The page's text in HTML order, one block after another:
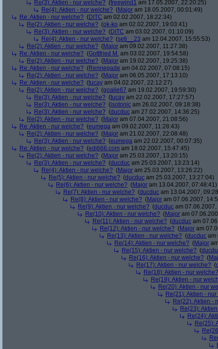
Re(3): Aktien - nur welche? (freewind1 am 17.05.2007, 22:20:25)
Re(4): Aktien - nur welche? (Major am 18.05.2007, 00:01:49)
Re: Aktien - nur welche? (DITC am 02.02.2007, 18:22:34)
Re(2): Aktien - nur welche? (ok-ko am 02.02.2007, 19:03:41)
Re(3): Aktien - nur welche? (DITC am 03.02.2007, 01:10:09)
Re(4): Aktien - nur welche? (seti__23 am 12.04.2007, 15:55:53)
Re(2): Aktien - nur welche? (Major am 09.02.2007, 11:27:38)
Re: Aktien - nur welche? (Gottfried M. am 03.02.2007, 19:54:58)
Re(2): Aktien - nur welche? (Major am 19.02.2007, 19:25:38)
Re: Aktien - nur welche? (Rennegade am 04.02.2007, 07:08:15)
Re(2): Aktien - nur welche? (Major am 06.05.2007, 17:13:10)
Re: Aktien - nur welche? (tucay am 04.02.2007, 22:12:27)
Re(2): Aktien - nur welche? (goalie67 am 19.02.2007, 19:59:30)
Re(3): Aktien - nur welche? (tucay am 22.02.2007, 17:27:57)
Re(3): Aktien - nur welche? (isotonic am 26.02.2007, 09:18:38)
Re(3): Aktien - nur welche? (ducduc am 27.02.2007, 14:36:25)
Re(2): Aktien - nur welche? (Major am 07.04.2007, 21:08:56)
Re: Aktien - nur welche? (eumega am 09.02.2007, 11:28:43)
Re(2): Aktien - nur welche? (Major am 21.02.2007, 22:08:48)
Re(3): Aktien - nur welche? (eumega am 22.02.2007, 00:07:35)
Re: Aktien - nur welche? (edi666.com am 18.02.2007, 15:47:45)
Re(2): Aktien - nur welche? (Major am 25.03.2007, 13:20:15)
Re(3): Aktien - nur welche? (ducduc am 25.03.2007, 13:23:14)
Re(4): Aktien - nur welche? (Major am 25.03.2007, 13:26:22)
Re(5): Aktien - nur welche? (ducduc am 25.03.2007, 13:27:04)
Re(6): Aktien - nur welche? (Major am 13.04.2007, 07:48:41)
Re(7): Aktien - nur welche? (ducduc am 13.04.2007,
Re(8): Aktien - nur welche? (Major am 07.06.2007,
Re(9): Aktien - nur welche? (ducduc am
Re(10): Aktien - nur welche? (Major am
Re(11): Aktien - nur welche? (ducduc am
Re(12): Aktien - nur welche? (Major am
Re(13): Aktien - nur welche? (ducduc am
Re(14): Aktien - nur welche? (Major
Re(15): Aktien - nur welche? (
Re(16): Aktien - nur welche? (
Re(17): Aktien - nur welche? (
Re(18): Aktien - nur welche?
Re(19): Aktien - nur
Re(20): Aktien - nur
Re(21): Aktien -
Re(22): Aktien -
Re(23):
Re(24):
Re(25):